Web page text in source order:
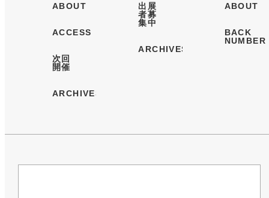
ABOUT
ACCESS
次回
開催
ARCHIVES
出展
者募
集中
ARCHIVES
ABOUT
BACK
NUMBER